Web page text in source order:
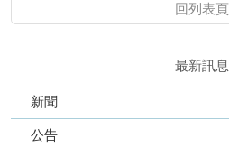
回列表頁
最新訊息
新聞
公告